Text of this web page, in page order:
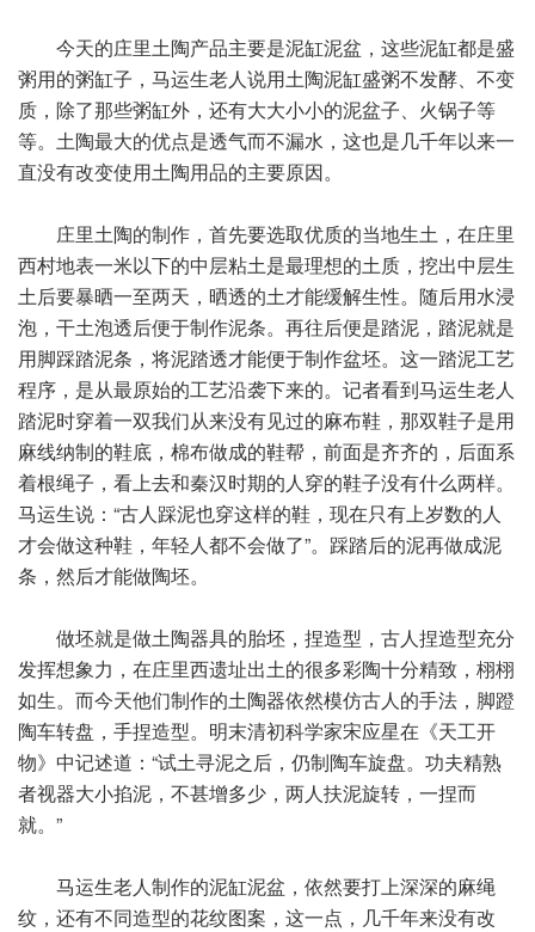
今天的庄里土陶产品主要是泥缸泥盆，这些泥缸都是盛
粥用的粥缸子，马运生老人说用土陶泥缸盛粥不发酵、不变
质，除了那些粥缸外，还有大大小小的泥盆子、火锅子等
等。土陶最大的优点是透气而不漏水，这也是几千年以来一
直没有改变使用土陶用品的主要原因。
庄里土陶的制作，首先要选取优质的当地生土，在庄里
西村地表一米以下的中层粘土是最理想的土质，挖出中层生
土后要暴晒一至两天，晒透的土才能缓解生性。随后用水浸
泡，干土泡透后便于制作泥条。再往后便是踏泥，踏泥就是
用脚踩踏泥条，将泥踏透才能便于制作盆坯。这一踏泥工艺
程序，是从最原始的工艺沿袭下来的。记者看到马运生老人
踏泥时穿着一双我们从来没有见过的麻布鞋，那双鞋子是用
麻线纳制的鞋底，棉布做成的鞋帮，前面是齐齐的，后面系
着根绳子，看上去和秦汉时期的人穿的鞋子没有什么两样。
马运生说：“古人踩泥也穿这样的鞋，现在只有上岁数的人
才会做这种鞋，年轻人都不会做了”。踩踏后的泥再做成泥
条，然后才能做陶坯。
做坯就是做土陶器具的胎坯，捏造型，古人捏造型充分
发挥想象力，在庄里西遗址出土的很多彩陶十分精致，栩栩
如生。而今天他们制作的土陶器依然模仿古人的手法，脚蹬
陶车转盘，手捏造型。明末清初科学家宋应星在《天工开
物》中记述道：“试土寻泥之后，仍制陶车旋盘。功夫精熟
者视器大小掐泥，不甚增多少，两人扶泥旋转，一捏而
就。”
马运生老人制作的泥缸泥盆，依然要打上深深的麻绳
纹，还有不同造型的花纹图案，这一点，几千年来没有改